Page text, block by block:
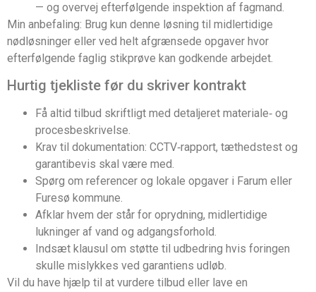
— og overvej efterfølgende inspektion af fagmand.
Min anbefaling: Brug kun denne løsning til midlertidige
nødløsninger eller ved helt afgrænsede opgaver hvor
efterfølgende faglig stikprøve kan godkende arbejdet.
Hurtig tjekliste før du skriver kontrakt
Få altid tilbud skriftligt med detaljeret materiale‑ og
procesbeskrivelse.
Krav til dokumentation: CCTV‑rapport, tæthedstest og
garantibevis skal være med.
Spørg om referencer og lokale opgaver i Farum eller
Furesø kommune.
Afklar hvem der står for oprydning, midlertidige
lukninger af vand og adgangsforhold.
Indsæt klausul om støtte til udbedring hvis foringen
skulle mislykkes ved garantiens udløb.
Vil du have hjælp til at vurdere tilbud eller lave en